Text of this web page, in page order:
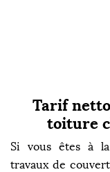
Tarif
toiture
Si vous êtes à
travaux de